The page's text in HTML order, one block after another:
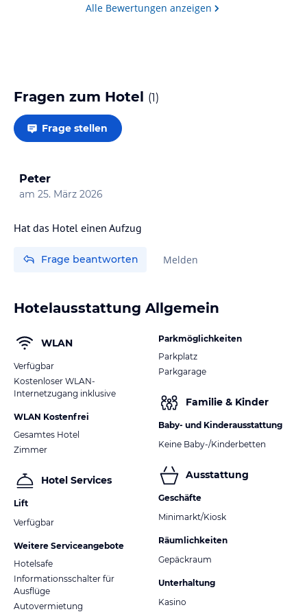
Alle Bewertungen anzeigen
Fragen zum Hotel (1)
Frage stellen
Peter
am 25. März 2026
Frage beantworten Melden
Hotelausstattung Allgemein
WLAN
Verfügbar
Kostenloser WLAN-
Internetzugang inklusive
WLAN Kostenfrei
Gesamtes Hotel
Zimmer
Hotel Services
Lift
Verfügbar
Weitere Serviceangebote
Hotelsafe
Informationsschalter für
Ausflüge
Autovermietung
Parkmöglichkeiten
Parkplatz
Parkgarage
Familie & Kinder
Baby- und Kinderausstattung
Keine Baby-/Kinderbetten
Ausstattung
Geschäfte
Minimarkt/Kiosk
Räumlichkeiten
Gepäckraum
Unterhaltung
Kasino